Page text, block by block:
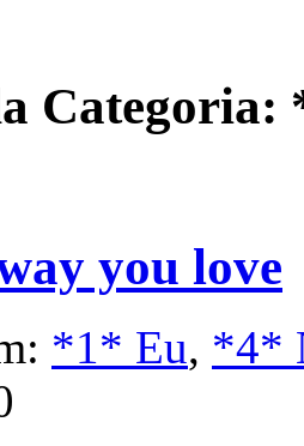
Categoria:
you love
*1* Eu, *4*